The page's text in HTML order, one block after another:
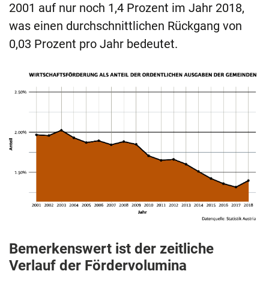
2001 auf nur noch 1,4 Prozent im Jahr 2018,
was einen durchschnittlichen Rückgang von
0,03 Prozent pro Jahr bedeutet.
Bemerkenswert ist der zeitliche
Verlauf der Fördervolumina